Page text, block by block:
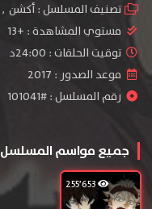
تصنيف المسلسل :أكشن ,
مستوي المشاهدة : +13
توقيت الحلقات : 24:00د
موعد الصدور : 2017
رقم المسلسل : #101041
جميع مواسم المسلسل